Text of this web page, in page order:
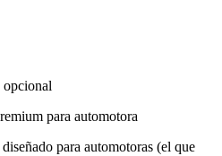
para automotora
para automotoras (el que